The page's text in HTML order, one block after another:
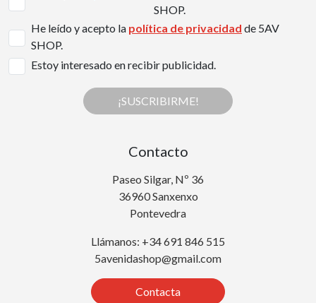
SHOP.
He leído y acepto la política de privacidad de 5AV
SHOP.
Estoy interesado en recibir publicidad.
¡SUSCRIBIRME!
Contacto
Paseo Silgar, Nº 36
36960 Sanxenxo
Pontevedra
Llámanos: +34 691 846 515
5avenidashop@gmail.com
Contacta